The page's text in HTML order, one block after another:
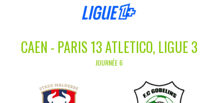
CAEN - PARIS 13 ATLETICO, LIGUE 3
JOURNÉE 6